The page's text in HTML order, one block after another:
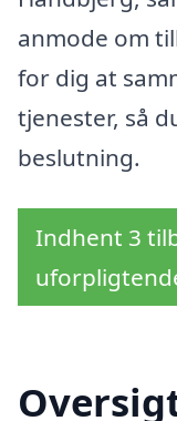
anmode om
for dig at
tjenester, så
beslutning.
Indhent 3